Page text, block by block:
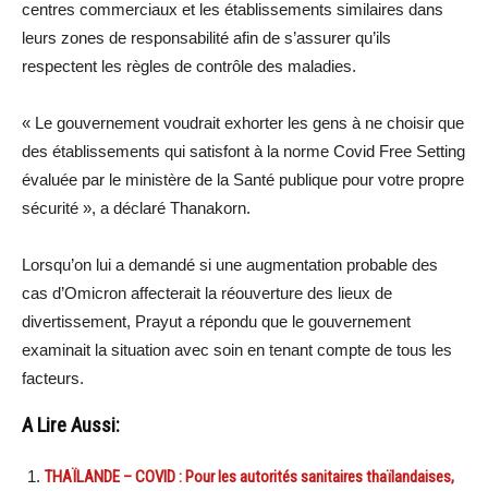
centres commerciaux et les établissements similaires dans
leurs zones de responsabilité afin de s’assurer qu’ils
respectent les règles de contrôle des maladies.
« Le gouvernement voudrait exhorter les gens à ne choisir que
des établissements qui satisfont à la norme Covid Free Setting
évaluée par le ministère de la Santé publique pour votre propre
sécurité », a déclaré Thanakorn.
Lorsqu’on lui a demandé si une augmentation probable des
cas d’Omicron affecterait la réouverture des lieux de
divertissement, Prayut a répondu que le gouvernement
examinait la situation avec soin en tenant compte de tous les
facteurs.
A Lire Aussi:
THAÏLANDE – COVID : Pour les autorités sanitaires thaïlandaises,